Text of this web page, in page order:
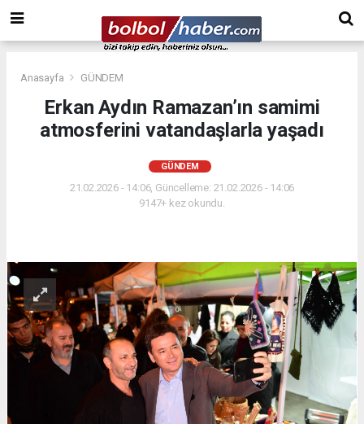
Anasayfa GÜNDEM
Erkan Aydın Ramazan’ın samimi
atmosferini vatandaşlarla yaşadı
GÜNDEM
21.02.2026 - 14:06, Güncelleme: 21.02.2026 - 14:06
9147+ kez okundu.